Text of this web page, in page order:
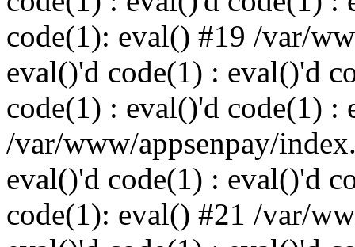
code(1): eval() #19 /var/
eval()'d code(1) : eval()'d
code(1) : eval()'d code(1) :
/var/www/appsenpay/
eval()'d code(1) : eval()'d
code(1): eval() #21 /var/